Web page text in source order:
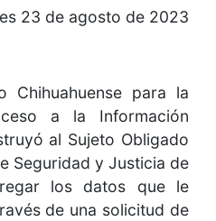
23 de agosto de 2023
Chihuahuense para la
a la Información
al Sujeto Obligado
Seguridad y Justicia de
los datos que le
de una solicitud de